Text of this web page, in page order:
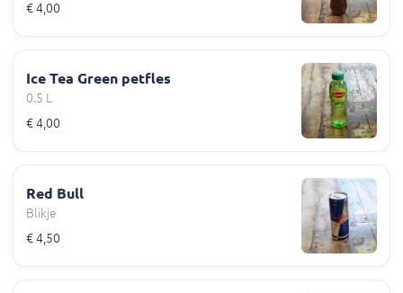
€ 4,00
Ice Tea Green petfles
0.5 L
€ 4,00
Red Bull
Blikje
€ 4,50